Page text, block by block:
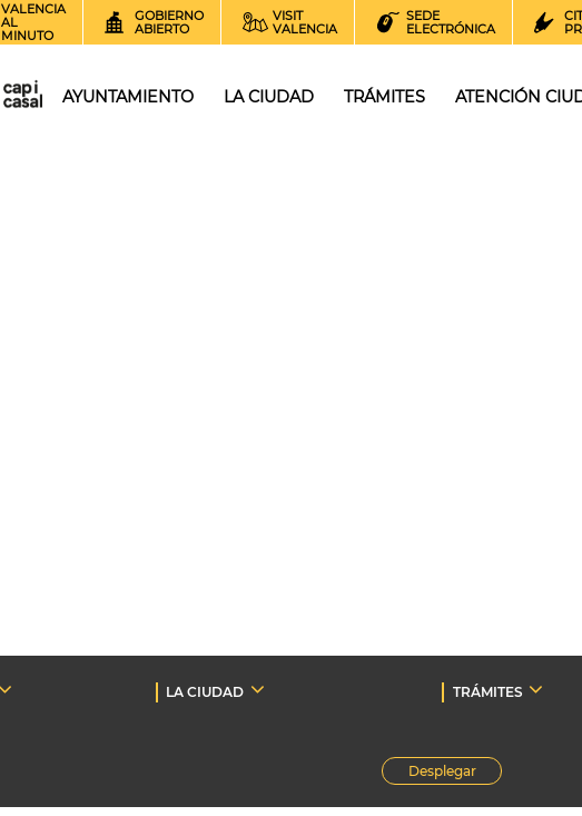
VALENCIA
AL
MINUTO
GOBIERNO
ABIERTO
VISIT
VALENCIA
SEDE
ELECTRÓNICA
AYUNTAMIENTO LA CIUDAD TRÁMITES ATENCIÓN
LA CIUDAD TRÁMITES
Desplegar